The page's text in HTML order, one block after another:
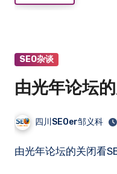
SEO杂谈
由光年论坛
四川SEOer邹义科
由光年论坛的关闭看